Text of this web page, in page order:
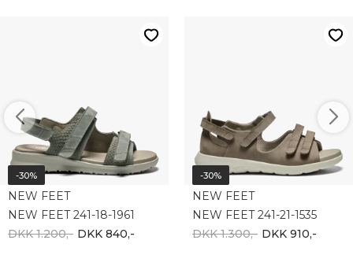
-30%
NEW FEET
NEW FEET 241-18-1961
DKK 1.200,- DKK 840,-
-30%
NEW FEET
NEW FEET 241-21-1535
DKK 1.300,- DKK 910,-